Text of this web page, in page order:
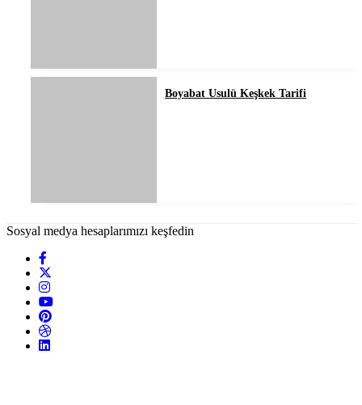
Boyabat Usulü Keşkek Tarifi
Sosyal medya hesaplarımızı keşfedin